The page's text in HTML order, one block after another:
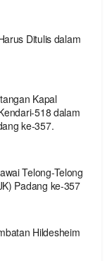
Ditulis dalam
Kapal
518 dalam
ke-357.
Telong-Telong
Padang ke-357
Hildesheim